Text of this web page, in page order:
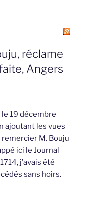
réclame
Angers
19 décembre
ajoutant les vues
M. Bouju
ici le Journal
j’avais été
sans hoirs.